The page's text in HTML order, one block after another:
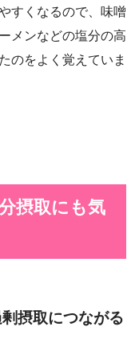
すくなるので、味噌
メンなどの塩分の高
のをよく覚えていま
摂取にも気
摂取につながる